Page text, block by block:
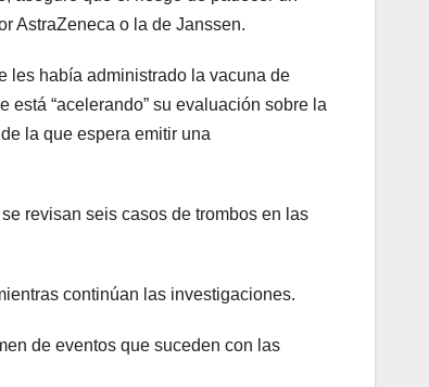
AstraZeneca o la de Janssen.
les había administrado la vacuna de
“acelerando” su evaluación sobre la
la que espera emitir una
revisan seis casos de trombos en las
continúan las investigaciones.
de eventos que suceden con las